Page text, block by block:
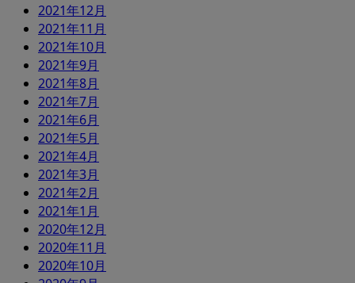
2021年12月
2021年11月
2021年10月
2021年9月
2021年8月
2021年7月
2021年6月
2021年5月
2021年4月
2021年3月
2021年2月
2021年1月
2020年12月
2020年11月
2020年10月